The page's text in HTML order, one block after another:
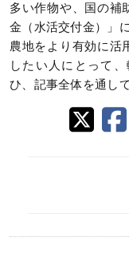
多い作物や、国の補
金（水活交付金）」
農地をより有効に活
したい人にとって
ひ、記事全体を通し